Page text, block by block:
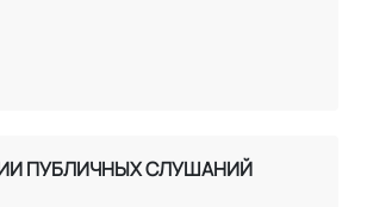
ПУБЛИЧНЫХ СЛУШАНИЙ